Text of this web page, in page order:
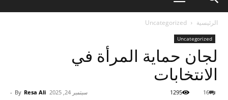
الرئيسية Uncategorized
Uncategorized
لجان حماية المرأة في
الانتخابات
By Resa Ali
- سبتمبر 24, 2025 16
1295